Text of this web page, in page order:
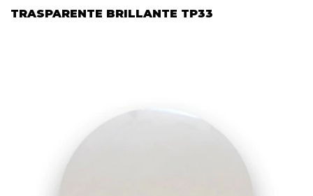
TRASPARENTE BRILLANTE TP33